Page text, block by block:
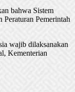
bahwa Sistem
Peraturan Pemerintah
wajib dilaksanakan
Kementerian